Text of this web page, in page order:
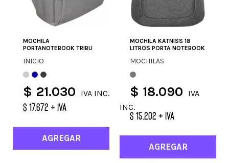
MOCHILA
PORTANOTEBOOK TRIBU
INICIO
$ 21.030 IVA INC.
$ 17.672 + IVA
AGREGAR
MOCHILA KATNISS 18
LITROS PORTA NOTEBOOK
MOCHILAS
$ 18.090
IVA
INC.
$ 15.202 + IVA
AGREGAR